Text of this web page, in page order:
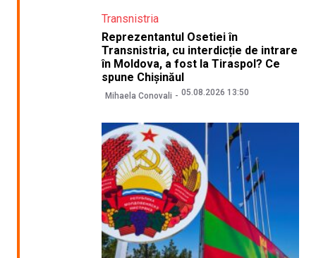
Transnistria
Reprezentantul Osetiei în
Transnistria, cu interdicție de intrare
în Moldova, a fost la Tiraspol? Ce
spune Chișinăul
Mihaela Conovali 05.08.2026 13:50